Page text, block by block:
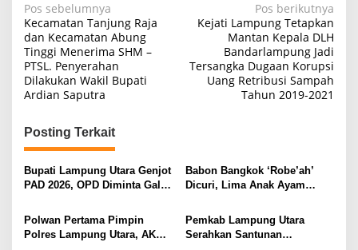
N
a
v
i
g
a
s
i
p
o
s
Pos sebelumnya
Kecamatan Tanjung Raja
dan Kecamatan Abung
Tinggi Menerima SHM –
PTSL. Penyerahan
Dilakukan Wakil Bupati
Ardian Saputra
Pos berikutnya
Kejati Lampung Tetapkan
Mantan Kepala DLH
Bandarlampung Jadi
Tersangka Dugaan Korupsi
Uang Retribusi Sampah
Tahun 2019-2021
Posting Terkait
Bupati Lampung Utara Genjot
PAD 2026, OPD Diminta Gali
hingga Optimalkan PBB-P2
Babon Bangkok ‘Robe’ah’
Dicuri, Lima Anak Ayam
Gang Jalaba Kotabumi Heboh
Polwan Pertama Pimpin
Polres Lampung Utara, AKBP
Pemkab Lampung Utara
Serahkan Santunan